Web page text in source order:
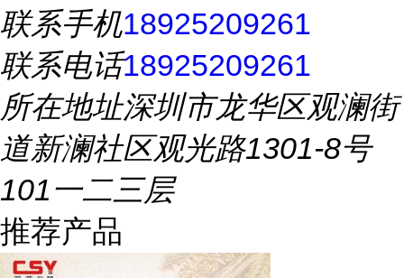
联系手机18925209261
联系电话18925209261
所在地址深圳市龙华区观澜街
道新澜社区观光路1301-8号
101一二三层
推荐产品